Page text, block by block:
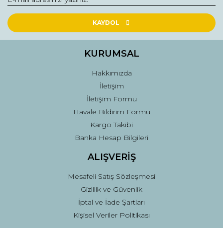
Ürün resmi kalitesiz, bozuk veya görüntülenemiyor.
Ürün açıklamasında eksik bilgiler bulunuyor.
Ürün fiyatı diğer sitelerden daha pahalı.
Gönder
KAYDOL
KURUMSAL
Hakkımızda
İletişim
İletişim Formu
Havale Bildirim Formu
Kargo Takibi
Banka Hesap Bilgileri
ALIŞVERİŞ
Mesafeli Satış Sözleşmesi
Gizlilik ve Güvenlik
İptal ve İade Şartları
Kişisel Veriler Politikası